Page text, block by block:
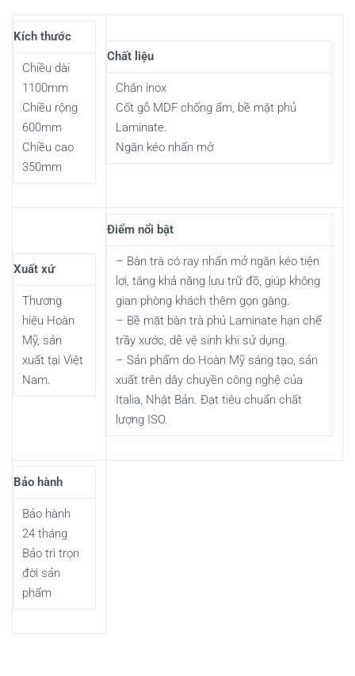
Kích thước
Chiều dài
1100mm
Chiều rộng
600mm
Chiều cao
350mm
Chất liệu
Chân inox
Cốt gỗ MDF chống ẩm, bề mặt phủ
Laminate.
Ngăn kéo nhấn mở
Xuất xứ
Thương
hiệu Hoàn
Mỹ, sản
xuất tại Việt
Nam.
Điểm nổi bật
– Bàn trà có ray nhấn mở ngăn kéo tiện
lợi, tăng khả năng lưu trữ đồ, giúp không
gian phòng khách thêm gọn gàng.
– Bề mặt bàn trà phủ Laminate hạn chế
trầy xước, dễ vệ sinh khi sử dụng.
– Sản phẩm do Hoàn Mỹ sáng tạo, sản
xuất trên dây chuyền công nghệ của
Italia, Nhật Bản. Đạt tiêu chuẩn chất
lượng ISO.
Bảo hành
Bảo hành
24 tháng
Bảo trì trọn
đời sản
phẩm